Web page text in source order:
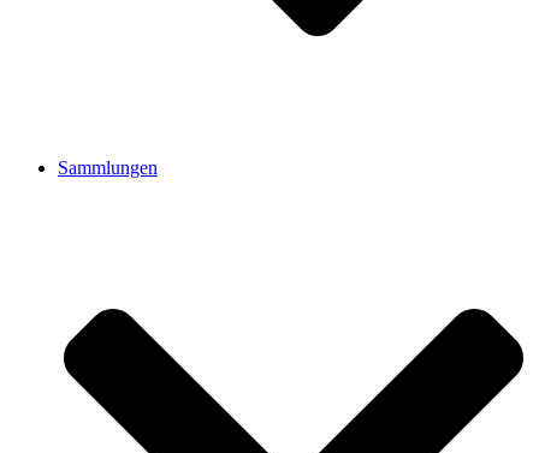
Sammlungen